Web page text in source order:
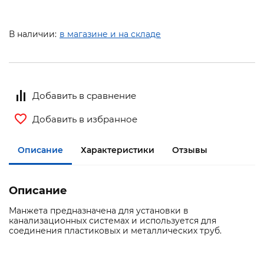
В наличии: в магазине и на складе
Добавить в сравнение
Добавить в избранное
Описание Характеристики Отзывы
Описание
Манжета предназначена для установки в
канализационных системах и используется для
соединения пластиковых и металлических труб.